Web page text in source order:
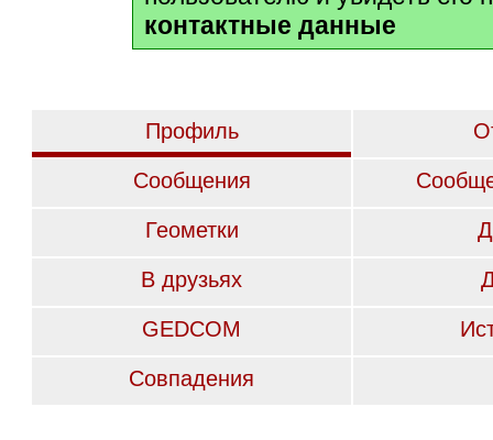
контактные данные
Профиль
Сообщения
Геометки
В друзьях
GEDCOM
Совпадения